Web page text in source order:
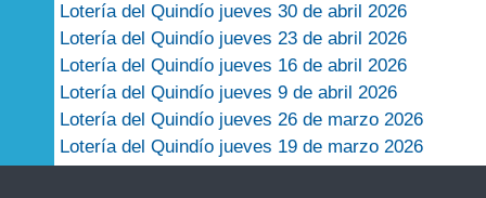
Lotería del Quindío jueves 30 de abril 2026
Lotería del Quindío jueves 23 de abril 2026
Lotería del Quindío jueves 16 de abril 2026
Lotería del Quindío jueves 9 de abril 2026
Lotería del Quindío jueves 26 de marzo 2026
Lotería del Quindío jueves 19 de marzo 2026